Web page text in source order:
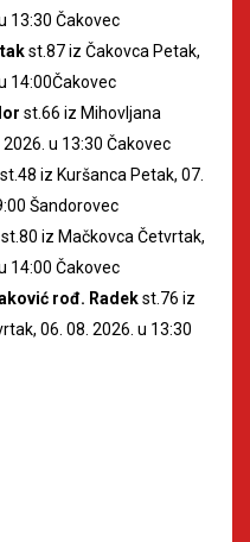
13:30 Čakovec
st.87 iz Čakovca Petak,
14:00Čakovec
st.66 iz Mihovljana
2026. u 13:30 Čakovec
st.48 iz Kuršanca Petak, 07.
Šandorovec
st.80 iz Mačkovca Četvrtak,
14:00 Čakovec
rođ. Radekst.76 iz
06. 08. 2026. u 13:30